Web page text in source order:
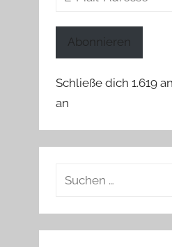
Abonnieren
Schließe dich 1.619
an
Suchen